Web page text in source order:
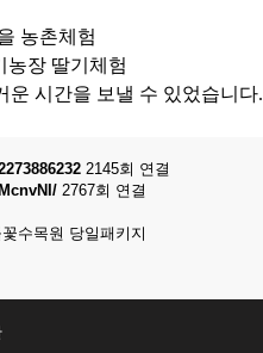
농촌체험
농장 딸기체험
운 시간을 보낼 수 있었습니다.
2145회 연결
2767회 연결
수목원 당일패키지